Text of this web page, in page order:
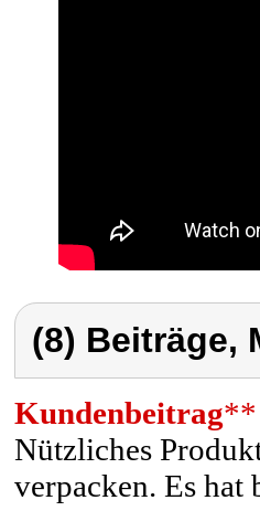
(8) Beiträge,
Kundenbeitrag**
Nützliches
verpacken. Es hat